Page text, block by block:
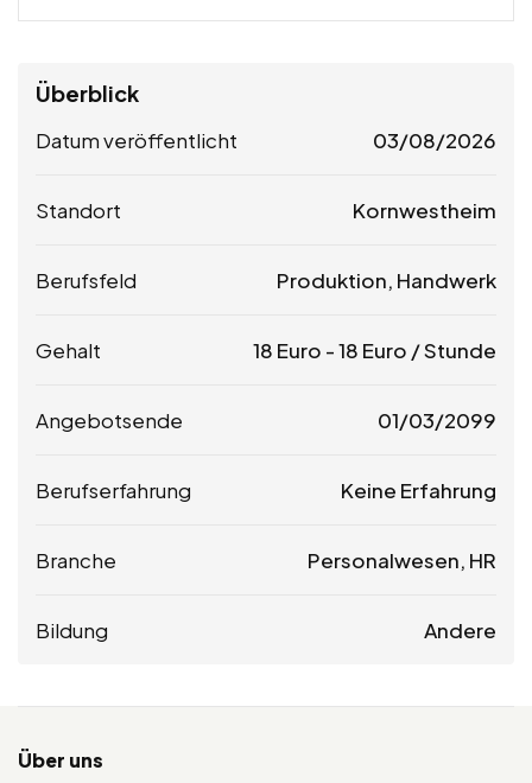
Überblick
Datum veröffentlicht 03/08/2026
Standort Kornwestheim
Berufsfeld Produktion, Handwerk
Gehalt 18 Euro -18 Euro / Stunde
Angebotsende 01/03/2099
Berufserfahrung Keine Erfahrung
Branche Personalwesen, HR
Bildung Andere
Über uns